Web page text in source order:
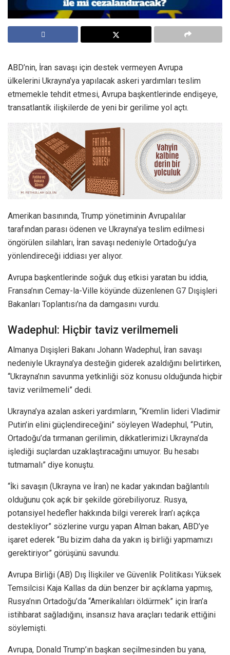
ABD’nin, İran savaşı için destek vermeyen Avrupa
ülkelerini Ukrayna’ya yapılacak askeri yardımları teslim
etmemekle tehdit etmesi, Avrupa başkentlerinde endişeye,
transatlantik ilişkilerde de yeni bir gerilime yol açtı.
Amerikan basınında, Trump yönetiminin Avrupalılar
tarafından parası ödenen ve Ukrayna’ya teslim edilmesi
öngörülen silahları, İran savaşı nedeniyle Ortadoğu’ya
yönlendireceği iddiası yer alıyor.
Avrupa başkentlerinde soğuk duş etkisi yaratan bu iddia,
Fransa’nın Cemay-la-Ville köyünde düzenlenen G7 Dışişleri
Bakanları Toplantısı’na da damgasını vurdu.
Wadephul: Hiçbir taviz verilmemeli
Almanya Dışişleri Bakanı Johann Wadephul, İran savaşı
nedeniyle Ukrayna’ya desteğin giderek azaldığını belirtirken,
“Ukrayna’nın savunma yetkinliği söz konusu olduğunda hiçbir
taviz verilmemeli” dedi.
Ukrayna’ya azalan askeri yardımların, “Kremlin lideri Vladimir
Putin’in elini güçlendireceğini” söyleyen Wadephul, “Putin,
Ortadoğu’da tırmanan gerilimin, dikkatlerimizi Ukrayna’da
işlediği suçlardan uzaklaştıracağını umuyor. Bu hesabı
tutmamalı” diye konuştu.
“İki savaşın (Ukrayna ve İran) ne kadar yakından bağlantılı
olduğunu çok açık bir şekilde görebiliyoruz. Rusya,
potansiyel hedefler hakkında bilgi vererek İran’ı açıkça
destekliyor” sözlerine vurgu yapan Alman bakan, ABD’ye
işaret ederek “Bu bizim daha da yakın iş birliği yapmamızı
gerektiriyor” görüşünü savundu.
Avrupa Birliği (AB) Dış İlişkiler ve Güvenlik Politikası Yüksek
Temsilcisi Kaja Kallas da dün benzer bir açıklama yapmış,
Rusya’nın Ortadoğu’da “Amerikalıları öldürmek” için İran’a
istihbarat sağladığını, insansız hava araçları tedarik ettiğini
söylemişti.
Avrupa, Donald Trump’ın başkan seçilmesinden bu yana,